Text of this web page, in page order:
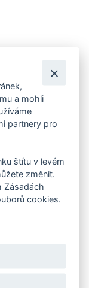
KROKU
zůstanou
a ochranou.
a mohli
partnery pro
štítu v levém
změnit.
Zásadách
cookies.